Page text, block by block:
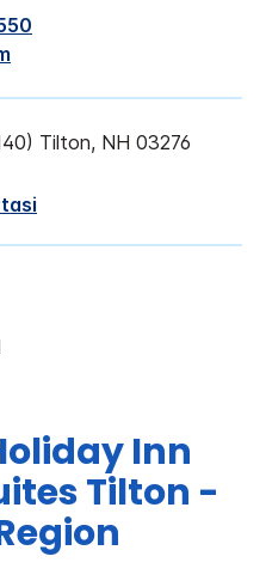
Tilton, NH 03276
Inn
Tilton -